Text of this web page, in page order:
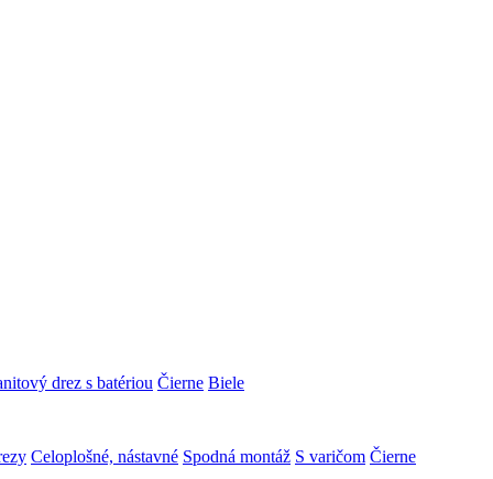
drez s batériou Čierne Biele
Celoplošné, nástavné Spodná montáž S varičom Čierne